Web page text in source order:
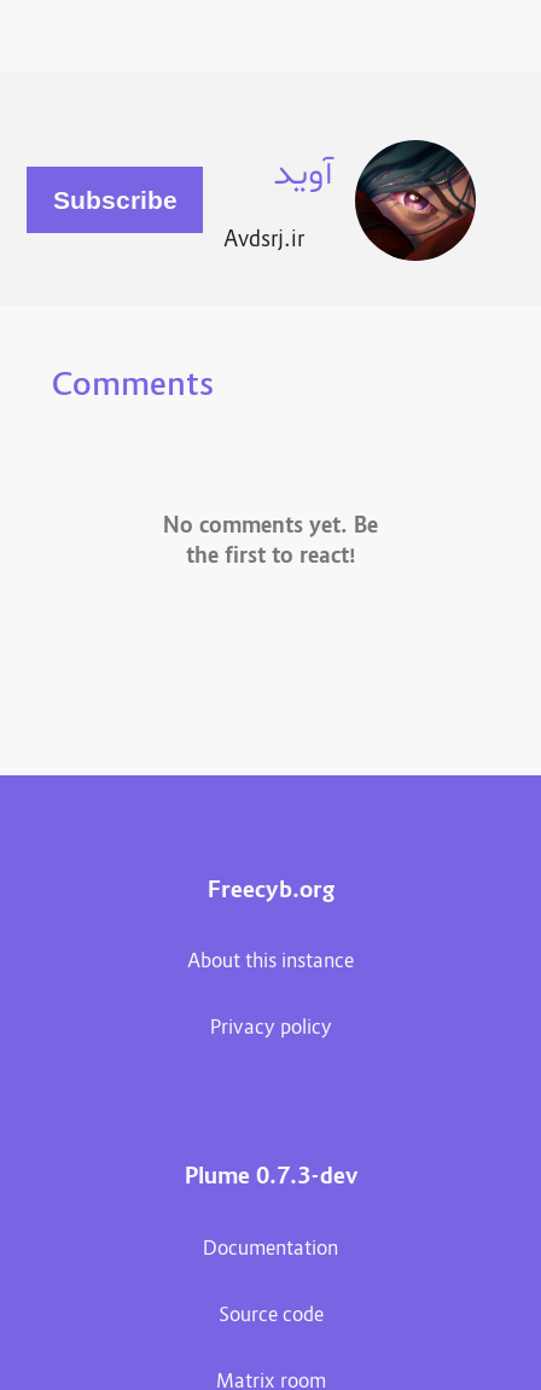
آوید
Avdsrj.ir
Comments
No comments yet. Be
the first to react!
Freecyb.org
About this instance
Privacy policy
Plume 0.7.3-dev
Documentation
Source code
Matrix room